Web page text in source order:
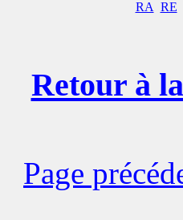
RA RE
Retour à
Page